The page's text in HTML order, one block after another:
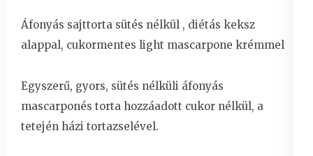
Áfonyás sajttorta sütés nélkül , diétás keksz
alappal, cukormentes light mascarpone krémmel
Egyszerű, gyors, sütés nélküli áfonyás
mascarponés torta hozzáadott cukor nélkül, a
tetején házi tortazselével.